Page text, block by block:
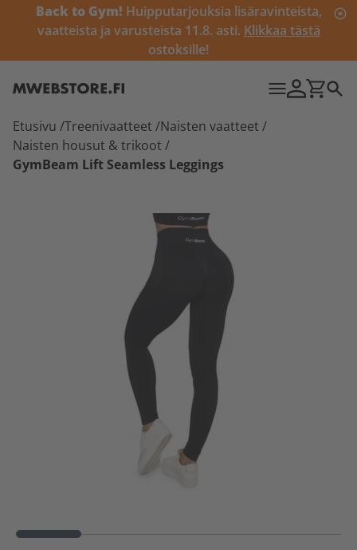
Back to Gym! Huipputarjouksia lisäravinteista,
vaatteista ja varusteista 11.8. asti. Klikkaa tästä
ostoksille!
Etusivu /Treenivaatteet /Naisten vaatteet /
Naisten housut & trikoot /
GymBeam Lift Seamless Leggings